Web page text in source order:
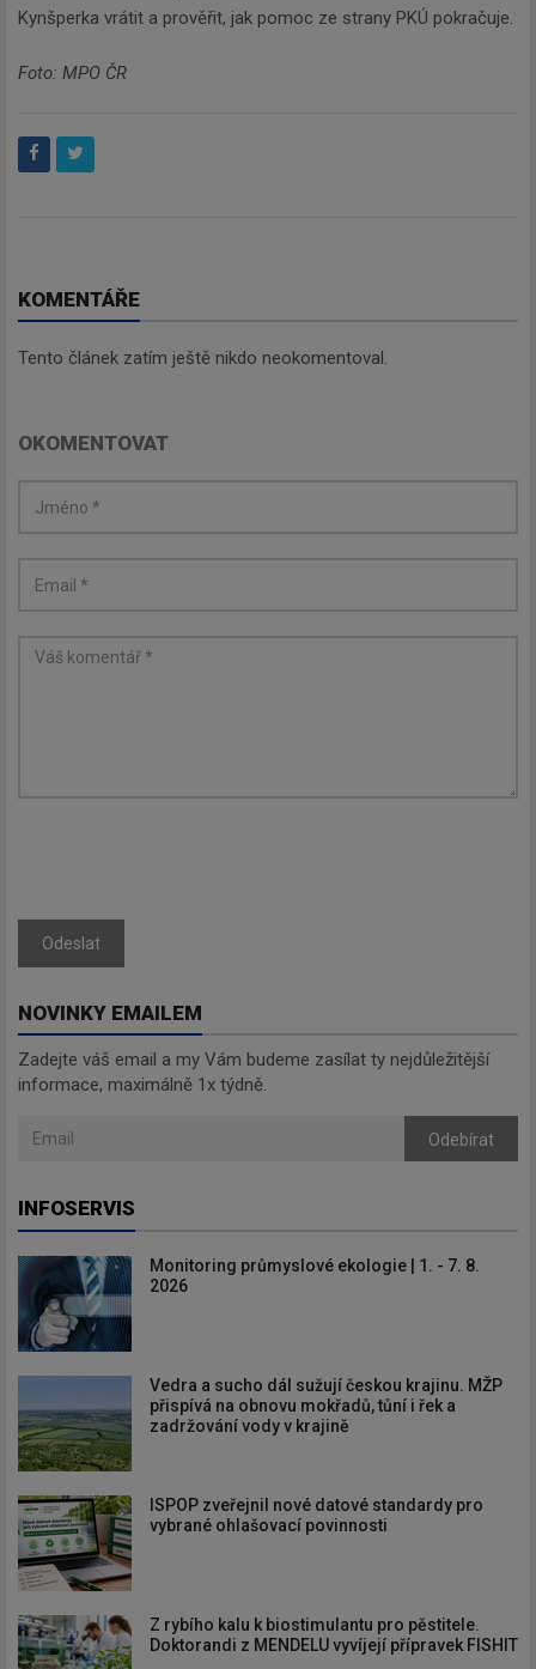
Kynšperka vrátit a prověřit, jak pomoc ze strany PKÚ pokračuje.
Foto: MPO ČR
KOMENTÁŘE
Tento článek zatím ještě nikdo neokomentoval.
OKOMENTOVAT
Odeslat
NOVINKY EMAILEM
Zadejte váš email a my Vám budeme zasílat ty nejdůležitější
informace, maximálně 1x týdně.
Odebírat
INFOSERVIS
Monitoring průmyslové ekologie | 1. - 7. 8.
2026
Vedra a sucho dál sužují českou krajinu. MŽP
přispívá na obnovu mokřadů, tůní i řek a
zadržování vody v krajině
ISPOP zveřejnil nové datové standardy pro
vybrané ohlašovací povinnosti
Z rybího kalu k biostimulantu pro pěstitele.
Doktorandi z MENDELU vyvíjejí přípravek FISHIT
informace, maximálně 1x týdně.